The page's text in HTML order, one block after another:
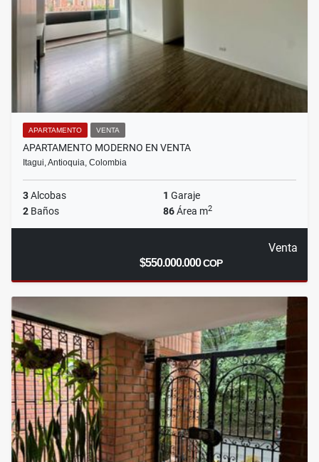
APARTAMENTO VENTA
APARTAMENTO MODERNO EN VENTA
Itagui, Antioquia, Colombia
3Alcobas 1 Garaje
2 Baños 86Área m2
Venta
$550.000.000COP